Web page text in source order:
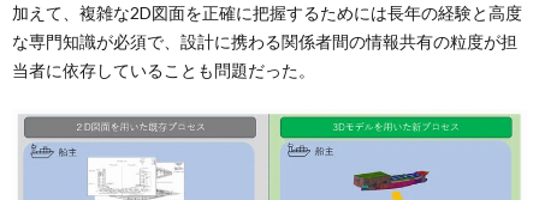
加えて、複雑な2D図面を正確に把握するためには長年の経験と高度
な専門知識が必須で、設計に携わる関係者間の情報共有の粒度が担
当者に依存していることも問題だった。